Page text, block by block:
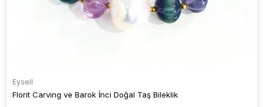
Eysell
Florit Carving ve Barok İnci Doğal Taş Bileklik